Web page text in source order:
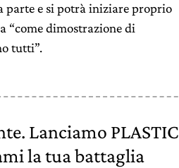
parte e si potrà iniziare proprio
“come dimostrazione di
tutti”.
Lanciamo PLASTIC
la tua battaglia